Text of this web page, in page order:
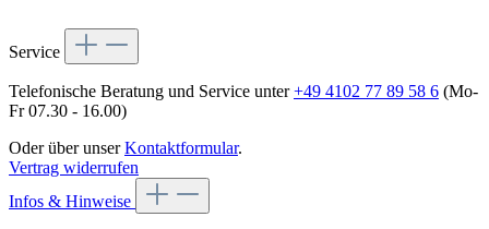
Service
Telefonische Beratung und Service unter+49 4102 77 89 58 6 (Mo-
Fr 07.30 - 16.00)
Oder über unserKontaktformular.
Vertrag widerrufen
Infos & Hinweise